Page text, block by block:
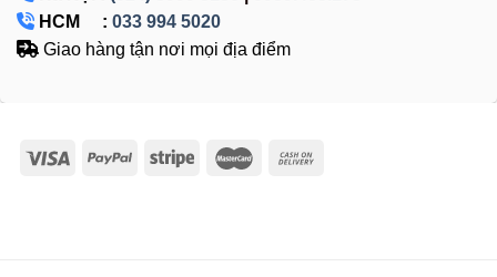
HCM : 033 994 5020
Giao hàng tận nơi mọi địa điểm